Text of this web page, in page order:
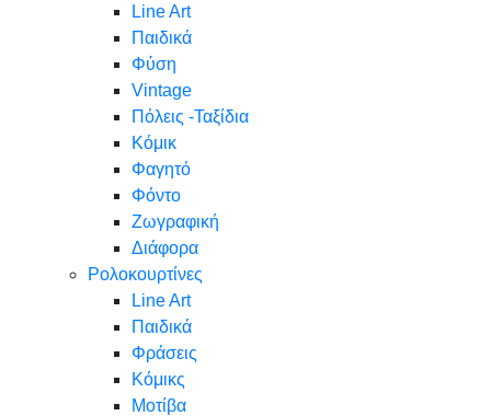
Line Art
Παιδικά
Φύση
Vintage
Πόλεις -Ταξίδια
Κόμικ
Φαγητό
Φόντο
Ζωγραφική
Διάφορα
Ρολοκουρτίνες
Line Art
Παιδικά
Φράσεις
Κόμικς
Μοτίβα